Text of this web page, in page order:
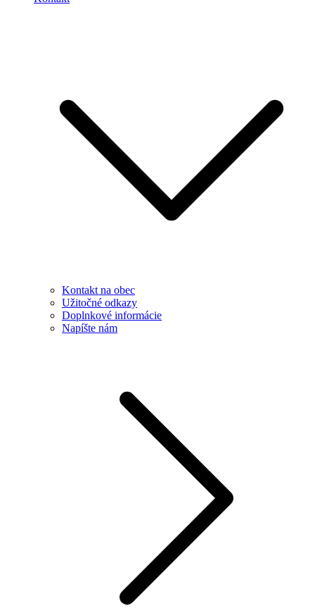
Kontakt na obec
Užitočné odkazy
Doplnkové informácie
Napíšte nám